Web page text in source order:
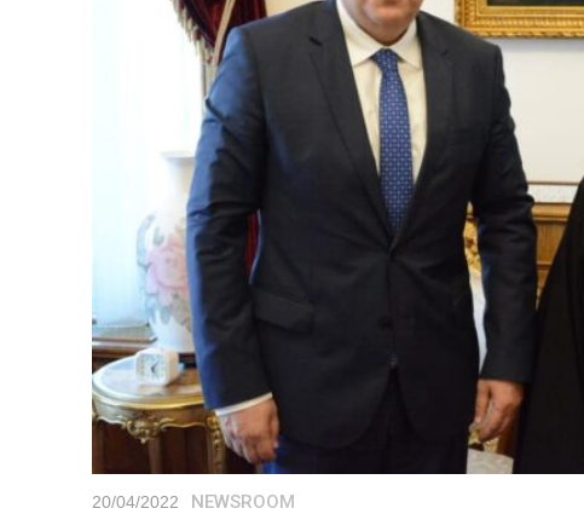
20/04/2022 NEWSROOM